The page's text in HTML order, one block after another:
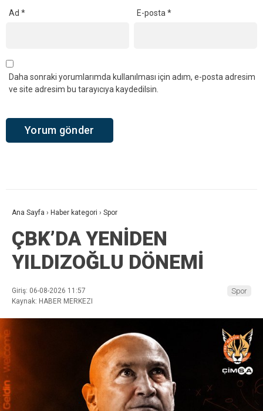
Ad * E-posta*
Daha sonraki yorumlarımda kullanılması için adım, e-posta adresim
ve site adresim bu tarayıcıya kaydedilsin.
Ana Sayfa › Haber kategori › Spor
ÇBK’DA YENİDEN
YILDIZOĞLU DÖNEMİ
Giriş: 06-08-2026 11:57
Kaynak: HABER MERKEZI
Spor